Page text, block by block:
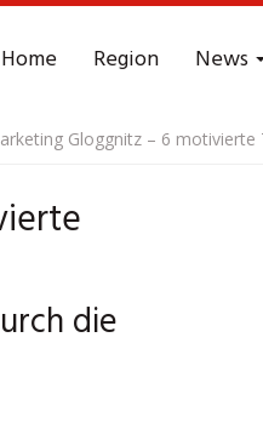
Home Region News
Gloggnitz – 6 motivierte
die